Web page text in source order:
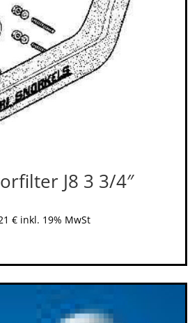
J8 3 3/4″
€ inkl. 19% MwSt